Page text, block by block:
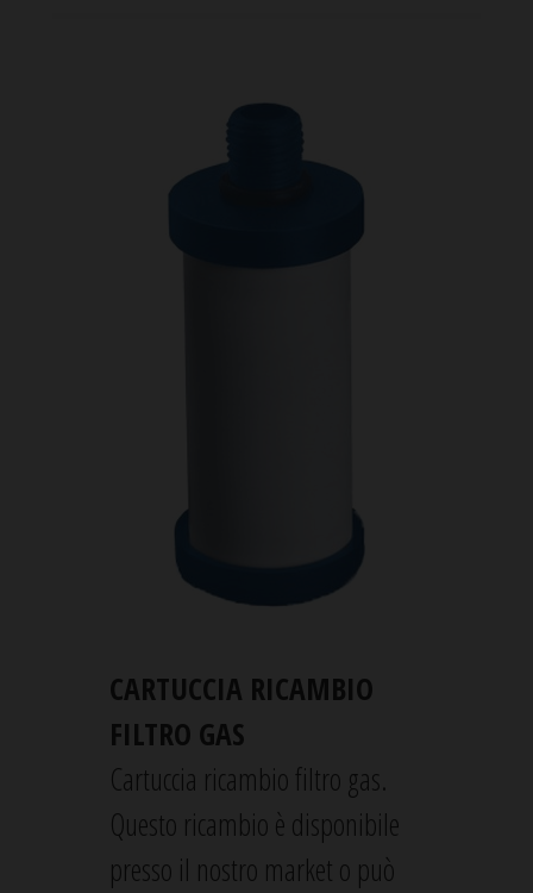
CARTUCCIA RICAMBIO
FILTRO GAS
Cartuccia ricambio filtro gas.
Questo ricambio è disponibile
presso il nostro market o può